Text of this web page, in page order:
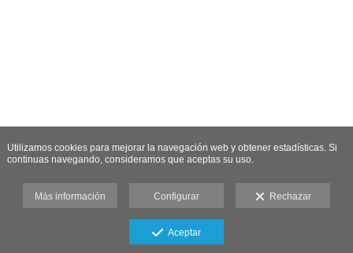
Utilizamos cookies para mejorar la navegación web y obtener estadísticas. Si
continuas navegando, consideramos que aceptas su uso.
Más información Configurar Rechazar
Aceptar